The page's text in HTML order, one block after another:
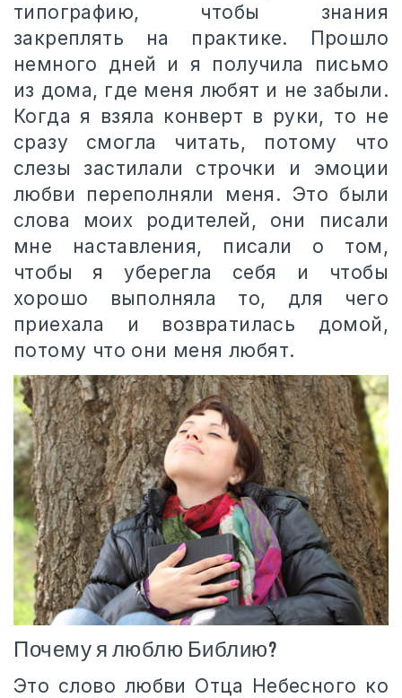
типографию, чтобы знания
закреплять на практике. Прошло
немного дней и я получила письмо
из дома, где меня любят и не забыли.
Когда я взяла конверт в руки, то не
сразу смогла читать, потому что
слезы застилали строчки и эмоции
любви переполняли меня. Это были
слова моих родителей, они писали
мне наставления, писали о том,
чтобы я уберегла себя и чтобы
хорошо выполняла то, для чего
приехала и возвратилась домой,
потому что они меня любят.
Почему я люблю Библию?
Это слово любви Отца Небесного ко